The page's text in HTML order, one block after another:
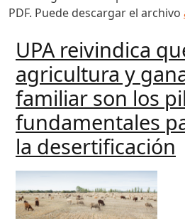
PDF. Puede descargar el archivo
UPA reivindica
agricultura y
familiar son los
fundamentales
la desertificación